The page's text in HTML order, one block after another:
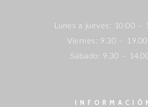
Lunes a jueves: 10.00 –
Viernes: 9.30 – 19.00
Sábado: 9.30 –